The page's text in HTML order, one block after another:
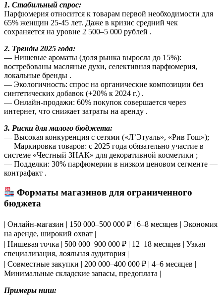
1. Стабильный спрос:
Парфюмерия относится к товарам первой необходимости для
65% женщин 25-45 лет. Даже в кризис средний чек
сохраняется на уровне 2 500–5 000 рублей .
2. Тренды 2025 года:
— Нишевые ароматы (доля рынка выросла до 15%):
востребованы масляные духи, селективная парфюмерия,
локальные бренды .
— Экологичность: спрос на органические композиции без
синтетических добавок (+20% к 2024 г.) .
— Онлайн-продажи: 60% покупок совершается через
интернет, что снижает затраты на аренду .
3. Риски для малого бюджета:
— Высокая конкуренция с сетями («Л’Этуаль», «Рив Гош»);
— Маркировка товаров: с 2025 года обязательно участие в
системе «Честный ЗНАК» для декоративной косметики ;
— Подделки: 30% парфюмерии в низком ценовом сегменте —
контрафакт .
Форматы магазинов для ограниченного
бюджета
| Онлайн-магазин | 150 000–500 000 ₽ | 6–8 месяцев | Экономия
на аренде, широкий охват |
| Нишевая точка | 500 000–900 000 ₽ | 12–18 месяцев | Узкая
специализация, лояльная аудитория |
| Совместные закупки | 200 000–400 000 ₽ | 4–6 месяцев |
Минимальные складские запасы, предоплата |
Примеры ниш: